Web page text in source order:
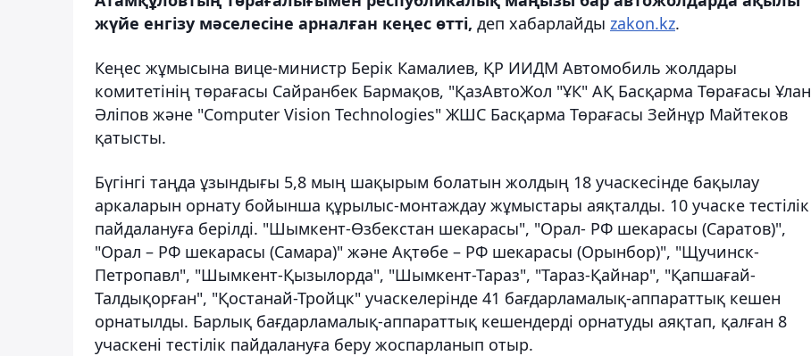
жүйе енгізу мәселесіне арналған кеңес өтті, деп хабарлайды zakon.kz.
Кеңес жұмысына вице-министр Берік Камалиев, ҚР ИИДМ Автомобиль жолдары
комитетінің төрағасы Сайранбек Бармақов, "ҚазАвтоЖол "ҰК" АҚ Басқарма Төрағасы Ұлан
Әліпов және "Computer Vision Technologies" ЖШС Басқарма Төрағасы Зейнұр Майтеков
қатысты.
Бүгінгі таңда ұзындығы 5,8 мың шақырым болатын жолдың 18 учаскесінде бақылау
аркаларын орнату бойынша құрылыс-монтаждау жұмыстары аяқталды. 10 учаске тестілік
пайдалануға берілді. "Шымкент-Өзбекстан шекарасы", "Орал- РФ шекарасы (Саратов)",
"Орал – РФ шекарасы (Самара)" және Ақтөбе – РФ шекарасы (Орынбор)", "Щучинск-
Петропавл", "Шымкент-Қызылорда", "Шымкент-Тараз", "Тараз-Қайнар", "Қапшағай-
Талдықорған", "Қостанай-Тройцк" учаскелерінде 41 бағдарламалық-аппараттық кешен
орнатылды. Барлық бағдарламалық-аппараттық кешендерді орнатуды аяқтап, қалған 8
учаскені тестілік пайдалануға беру жоспарланып отыр.